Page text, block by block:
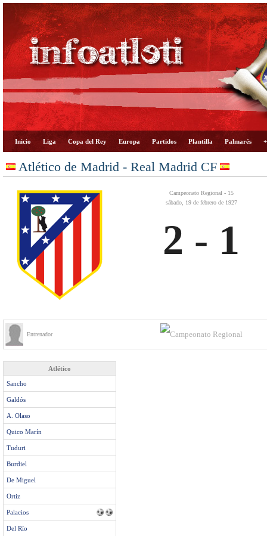
Inicio Liga Copa del Rey Europa Partidos Plantilla Palmarés
Atlético de Madrid - Real Madrid CF
Campeonato Regional - 15
sábado, 19 de febrero de 1927
2 - 1
Entrenador
Atlético
Sancho
Galdós
A. Olaso
Quico Marín
Tuduri
Burdiel
De Miguel
Ortiz
Palacios
Del Río